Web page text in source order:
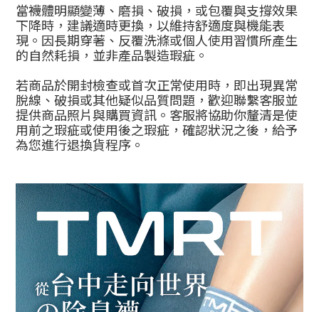
當襪體明顯變薄、磨損、破損，或包覆與支撐效果
下降時，建議適時更換，以維持舒適度與機能表
現。因長期穿著、反覆洗滌或個人使用習慣所產生
的自然耗損，並非產品製造瑕疵。
若商品於開封檢查或首次正常使用時，即出現異常
脫線、破損或其他疑似品質問題，歡迎聯繫客服並
提供商品照片與購買資訊。客服將協助你釐清是使
用前之瑕疵或使用後之瑕疵，確認狀況之後，給予
為您進行退換貨程序。